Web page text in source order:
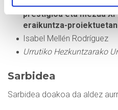
prestigioa eta mezua
eraikuntza-proiektuetan
Isabel Mellén Rodríguez
Urrutiko Hezkuntzarako
Sarbidea
Sarbidea doakoa da aldez